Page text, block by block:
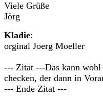
Viele Grüße
Jörg
Kladie:
orginal Joerg Moeller
--- Zitat ---Das kann
checken, der dann in
--- Ende Zitat ---